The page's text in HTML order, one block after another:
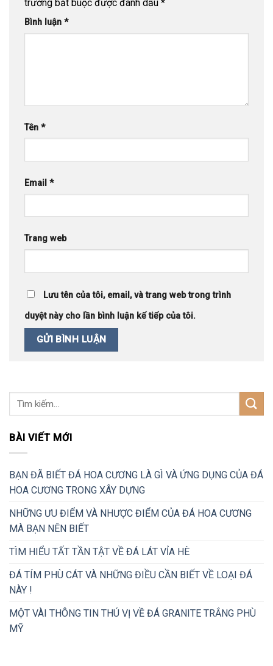
trường bắt buộc được đánh dấu *
Bình luận *
Tên *
Email *
Trang web
Lưu tên của tôi, email, và trang web trong trình
duyệt này cho lần bình luận kế tiếp của tôi.
BÀI VIẾT MỚI
BẠN ĐÃ BIẾT ĐÁ HOA CƯƠNG LÀ GÌ VÀ ỨNG DỤNG CỦA ĐÁ
HOA CƯƠNG TRONG XÂY DỰNG
NHỮNG ƯU ĐIỂM VÀ NHƯỢC ĐIỂM CỦA ĐÁ HOA CƯƠNG
MÀ BẠN NÊN BIẾT
TÌM HIỂU TẤT TẦN TẬT VỀ ĐÁ LÁT VỈA HÈ
ĐÁ TÍM PHÙ CÁT VÀ NHỮNG ĐIỀU CẦN BIẾT VỀ LOẠI ĐÁ
NÀY !
MỘT VÀI THÔNG TIN THÚ VỊ VỀ ĐÁ GRANITE TRẮNG PHÙ
MỸ